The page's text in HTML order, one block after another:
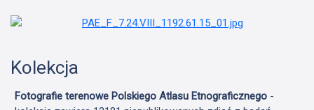
Kolekcja
Fotografie terenowe Polskiego Atlasu Etnograficznego -